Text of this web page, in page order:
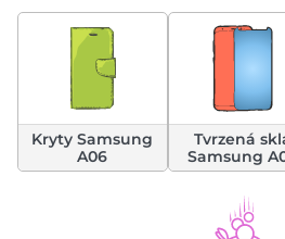
Kryty Samsung
A06
Tvrzená
Samsung